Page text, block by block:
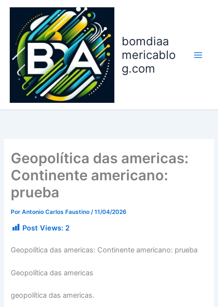
conteúdo
bomdiaa
mericablo
g.com
Geopolítica das americas:
Continente americano:
prueba
PorAntonio Carlos Faustino /11/04/2026
Post Views: 2
Geopolítica das americas: Continente americano: prueba
Geopolítica das americas
geopolítica das americas.